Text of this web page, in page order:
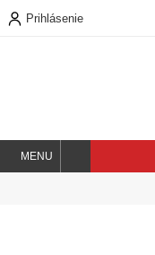
Prihlásenie
Hľadaj
MENU